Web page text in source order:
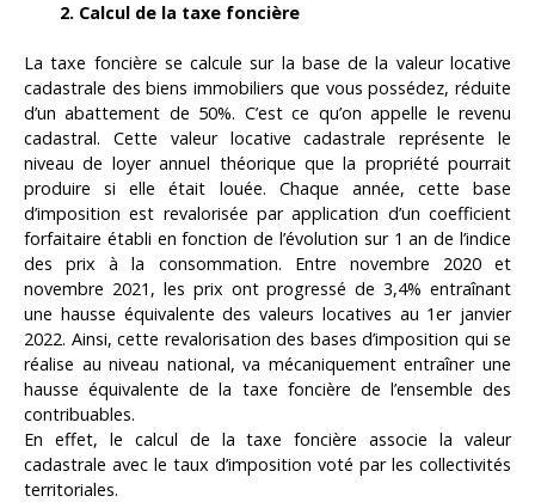
2. Calcul de la taxe foncière
La taxe foncière se calcule sur la base de la valeur locative
cadastrale des biens immobiliers que vous possédez, réduite
d’un abattement de 50%. C’est ce qu’on appelle le revenu
cadastral. Cette valeur locative cadastrale représente le
niveau de loyer annuel théorique que la propriété pourrait
produire si elle était louée. Chaque année, cette base
d’imposition est revalorisée par application d’un coefficient
forfaitaire établi en fonction de l’évolution sur 1 an de l’indice
des prix à la consommation. Entre novembre 2020 et
novembre 2021, les prix ont progressé de 3,4% entraînant
une hausse équivalente des valeurs locatives au 1er janvier
2022. Ainsi, cette revalorisation des bases d’imposition qui se
réalise au niveau national, va mécaniquement entraîner une
hausse équivalente de la taxe foncière de l’ensemble des
contribuables.
En effet, le calcul de la taxe foncière associe la valeur
cadastrale avec le taux d’imposition voté par les collectivités
territoriales.